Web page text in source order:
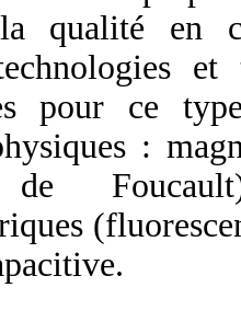
qualité en
pour ce
:
de